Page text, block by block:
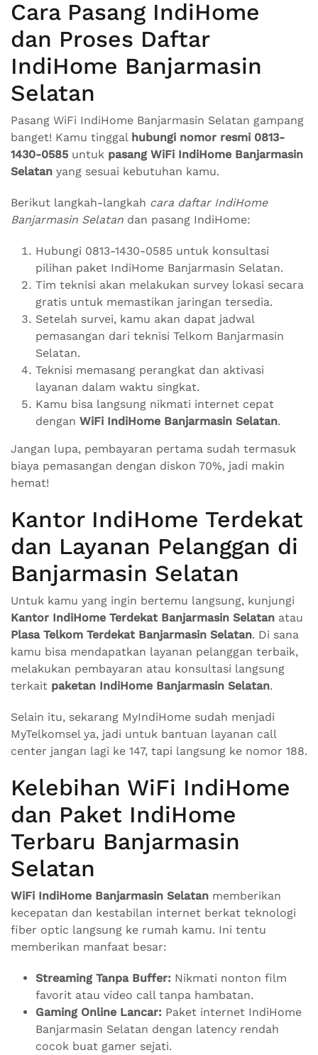
Cara Pasang IndiHome
dan Proses Daftar
IndiHome Banjarmasin
Selatan
Pasang WiFi IndiHome Banjarmasin Selatan gampang
banget! Kamu tinggal hubungi nomor resmi 0813-
1430-0585 untuk pasang WiFi IndiHome Banjarmasin
Selatan yang sesuai kebutuhan kamu.
Berikut langkah-langkah cara daftar IndiHome
Banjarmasin Selatan dan pasang IndiHome:
Hubungi 0813-1430-0585 untuk konsultasi
pilihan paket IndiHome Banjarmasin Selatan.
Tim teknisi akan melakukan survey lokasi secara
gratis untuk memastikan jaringan tersedia.
Setelah survei, kamu akan dapat jadwal
pemasangan dari teknisi Telkom Banjarmasin
Selatan.
Teknisi memasang perangkat dan aktivasi
layanan dalam waktu singkat.
Kamu bisa langsung nikmati internet cepat
dengan WiFi IndiHome Banjarmasin Selatan.
Jangan lupa, pembayaran pertama sudah termasuk
biaya pemasangan dengan diskon 70%, jadi makin
hemat!
Kantor IndiHome Terdekat
dan Layanan Pelanggan di
Banjarmasin Selatan
Untuk kamu yang ingin bertemu langsung, kunjungi
Kantor IndiHome Terdekat Banjarmasin Selatan atau
Plasa Telkom Terdekat Banjarmasin Selatan. Di sana
kamu bisa mendapatkan layanan pelanggan terbaik,
melakukan pembayaran atau konsultasi langsung
terkait paketan IndiHome Banjarmasin Selatan.
Selain itu, sekarang MyIndiHome sudah menjadi
MyTelkomsel ya, jadi untuk bantuan layanan call
center jangan lagi ke 147, tapi langsung ke nomor 188.
Kelebihan WiFi IndiHome
dan Paket IndiHome
Terbaru Banjarmasin
Selatan
WiFi IndiHome Banjarmasin Selatan memberikan
kecepatan dan kestabilan internet berkat teknologi
fiber optic langsung ke rumah kamu. Ini tentu
memberikan manfaat besar:
Streaming Tanpa Buffer: Nikmati nonton film
favorit atau video call tanpa hambatan.
Gaming Online Lancar: Paket internet IndiHome
Banjarmasin Selatan dengan latency rendah
cocok buat gamer sejati.